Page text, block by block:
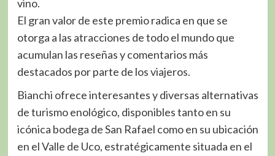
vino.
El gran valor de este premio radica en que se
otorga a las atracciones de todo el mundo que
acumulan las reseñas y comentarios más
destacados por parte de los viajeros.
Bianchi ofrece interesantes y diversas alternativas
de turismo enológico, disponibles tanto en su
icónica bodega de San Rafael como en su ubicación
en el Valle de Uco, estratégicamente situada en el